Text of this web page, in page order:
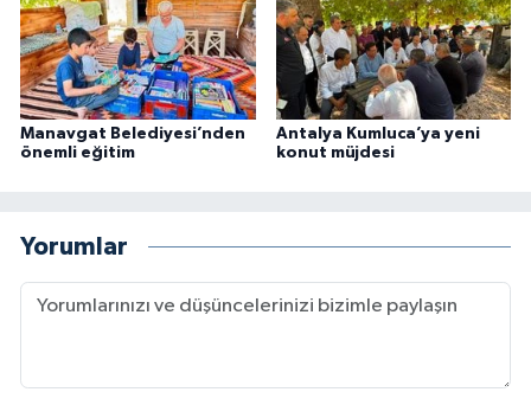
Manavgat Belediyesi’nden
önemli eğitim
Antalya Kumluca’ya yeni
konut müjdesi
Yorumlar